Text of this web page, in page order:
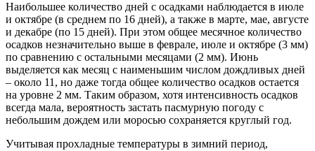
Наибольшее количество дней с осадками наблюдается в июле
и октябре (в среднем по 16 дней), а также в марте, мае, августе
и декабре (по 15 дней). При этом общее месячное количество
осадков незначительно выше в феврале, июле и октябре (3 мм)
по сравнению с остальными месяцами (2 мм). Июнь
выделяется как месяц с наименьшим числом дождливых дней
– около 11, но даже тогда общее количество осадков остается
на уровне 2 мм. Таким образом, хотя интенсивность осадков
всегда мала, вероятность застать пасмурную погоду с
небольшим дождем или моросью сохраняется круглый год.
Учитывая прохладные температуры в зимний период,